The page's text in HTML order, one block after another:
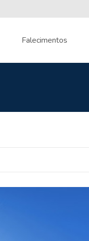
Falecimentos